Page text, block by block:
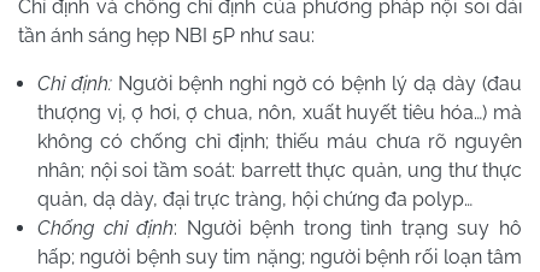
Chỉ định và chống chỉ định của phương pháp nội soi dải
tần ánh sáng hẹp NBI 5P như sau:
Chỉ định:Người bệnh nghi ngờ có bệnh lý dạ dày (đau
thượng vị, ợ hơi, ợ chua, nôn, xuất huyết tiêu hóa…) mà
không có chống chỉ định; thiếu máu chưa rõ nguyên
nhân; nội soi tầm soát: barrett thực quản, ung thư thực
quản, dạ dày, đại trực tràng, hội chứng đa polyp…
Chống chỉ định: Người bệnh trong tình trạng suy hô
hấp; người bệnh suy tim nặng; người bệnh rối loạn tâm